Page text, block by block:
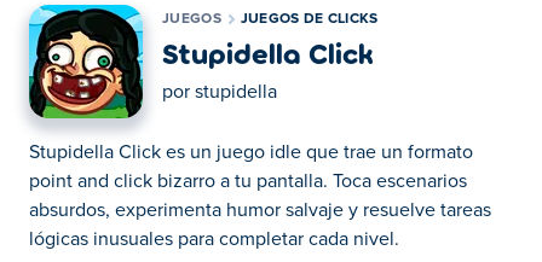
JUEGOS JUEGOS DE CLICKS
Stupidella Click
por stupidella
Stupidella Click es un juego idle que trae un formato
point and click bizarro a tu pantalla. Toca escenarios
absurdos, experimenta humor salvaje y resuelve tareas
lógicas inusuales para completar cada nivel.